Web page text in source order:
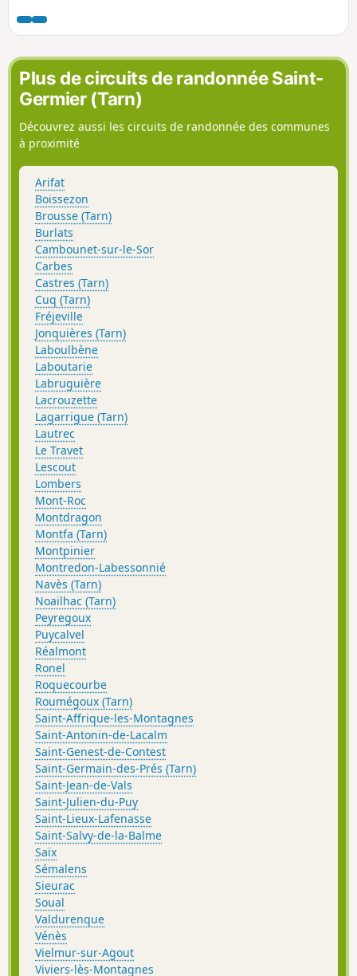
Certaines parties du circuit traversent des
propriétés privées, respectez-les.
Plus de circuits de randonnée Saint-
Germier (Tarn)
Découvrez aussi les circuits de randonnée des communes
à proximité
Arifat
Boissezon
Brousse (Tarn)
Burlats
Cambounet-sur-le-Sor
Carbes
Castres (Tarn)
Cuq (Tarn)
Fréjeville
Jonquières (Tarn)
Laboulbène
Laboutarie
Labruguière
Lacrouzette
Lagarrigue (Tarn)
Lautrec
Le Travet
Lescout
Lombers
Mont-Roc
Montdragon
Montfa (Tarn)
Montpinier
Montredon-Labessonnié
Navès (Tarn)
Noailhac (Tarn)
Peyregoux
Puycalvel
Réalmont
Ronel
Roquecourbe
Roumégoux (Tarn)
Saint-Affrique-les-Montagnes
Saint-Antonin-de-Lacalm
Saint-Genest-de-Contest
Saint-Germain-des-Prés (Tarn)
Saint-Jean-de-Vals
Saint-Julien-du-Puy
Saint-Lieux-Lafenasse
Saint-Salvy-de-la-Balme
Saïx
Sémalens
Sieurac
Soual
Valdurenque
Vénès
Vielmur-sur-Agout
Viviers-lès-Montagnes